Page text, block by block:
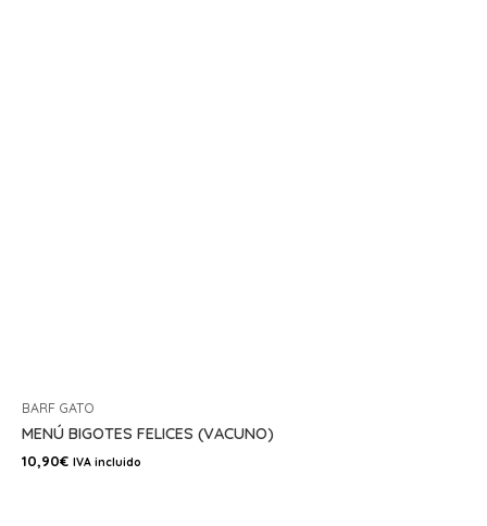
BARF GATO
MENÚ BIGOTES FELICES (VACUNO)
10,90€ IVA incluido